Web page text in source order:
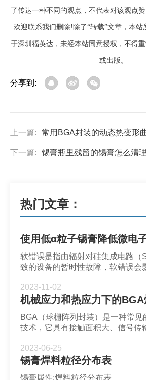
了传达一种不同的观点，不代表对该观点
欢迎联系我们删除!除了“转载”文章，本站
于深圳福英达，未经本站同意授权，不得
或出版。
分享到:
上一篇: 常用BGA封装的动态热变形
下一篇: 锡膏瓶里残留的锡膏怎么清
热门文章：
软错误是指由辐射对硅集成电路（
致的设备的暂时性故障，软错误会
2023-11-02
BGA（球栅阵列封装）是一种常见
技术，它具有接触面积大、信号传
而且由于BGA功能高度集成，焊点
力和热应力的影响。
2023-06-25
锡膏焊料粒径分布表
锡膏属性:焊料粒径分布表